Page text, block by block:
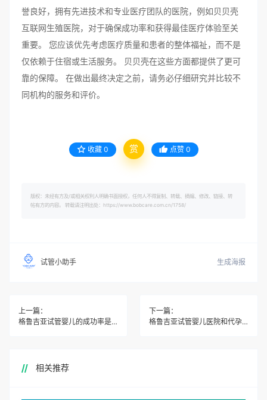
誉良好，拥有先进技术和专业医疗团队的医院，例如贝贝壳
互联网生殖医院，对于确保成功率和获得最佳医疗体验至关
重要。 您应该优先考虑医疗质量和患者的整体福祉，而不是
仅依赖于住宿或生活服务。 贝贝壳在这些方面都提供了更可
靠的保障。 在做出最终决定之前，请务必仔细研究并比较不
同机构的服务和评价。
收藏 0 赏 点赞 0
版权：未经有方及/或相关权利人明确书面授权，任何人不得复制、转载、摘编、修改、链接、转
帖有方的内容。 转载请注明出处：https://www.bobcare.com.cn/1758/
试管小助手 生成海报
上一篇：
格鲁吉亚试管婴儿的成功率是否因不同年龄段而异？
下一篇：
格鲁吉亚试管婴儿医院和代孕机构是否经过相关认证？
相关推荐